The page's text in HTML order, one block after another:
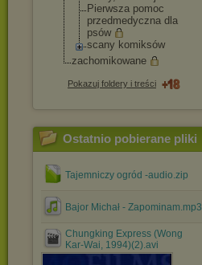
Pierwsza pomoc
przedmedyczna dla
psów
scany komiksów
zachomikowane
Pokazuj foldery i treści
Ostatnio pobierane pliki
Tajemniczy ogród -audio.zip
Bajor Michał - Zapominam.mp3
Chungking Express (Wong
Kar-Wai, 1994)(2).avi